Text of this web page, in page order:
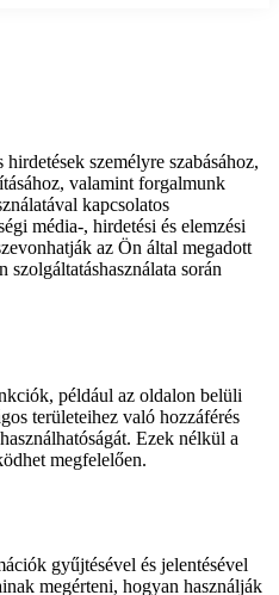
személyre szabásához,
valamint forgalmunk
kapcsolatos
média-, hirdetési és elemzési
az Ön által megadott
során
például az oldalon belüli
területeihez való hozzáférés
Ezek nélkül a
megfelelően.
gyűjtésével és jelentésével
megérteni, hogyan használják